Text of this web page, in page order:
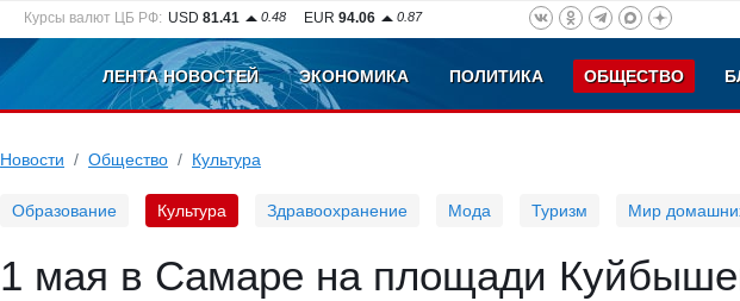
Курсы валют ЦБ РФ: USD 81.41 0.48 EUR 94.06 0.87
ЛЕНТА НОВОСТЕЙ ЭКОНОМИКА ПОЛИТИКА ОБЩЕСТВО
Новости Общество Культура
Образование Культура Здравоохранение Мода Туризм Мир
1 мая в Самаре на площади